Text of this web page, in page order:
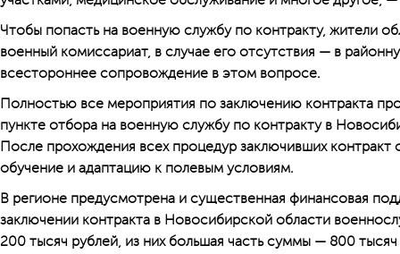
Чтобы попасть на военную службу по контракту, жители
военный комиссариат, в случае его отсутствия — в
всестороннее сопровождение в этом вопросе.
Полностью все мероприятия по заключению контракта
пункте отбора на военную службу по контракту в
После прохождения всех процедур заключивших контракт
обучение и адаптацию к полевым условиям.
В регионе предусмотрена и существенная финансовая
заключении контракта в Новосибирской области
200 тысяч рублей, из них большая часть суммы — 800